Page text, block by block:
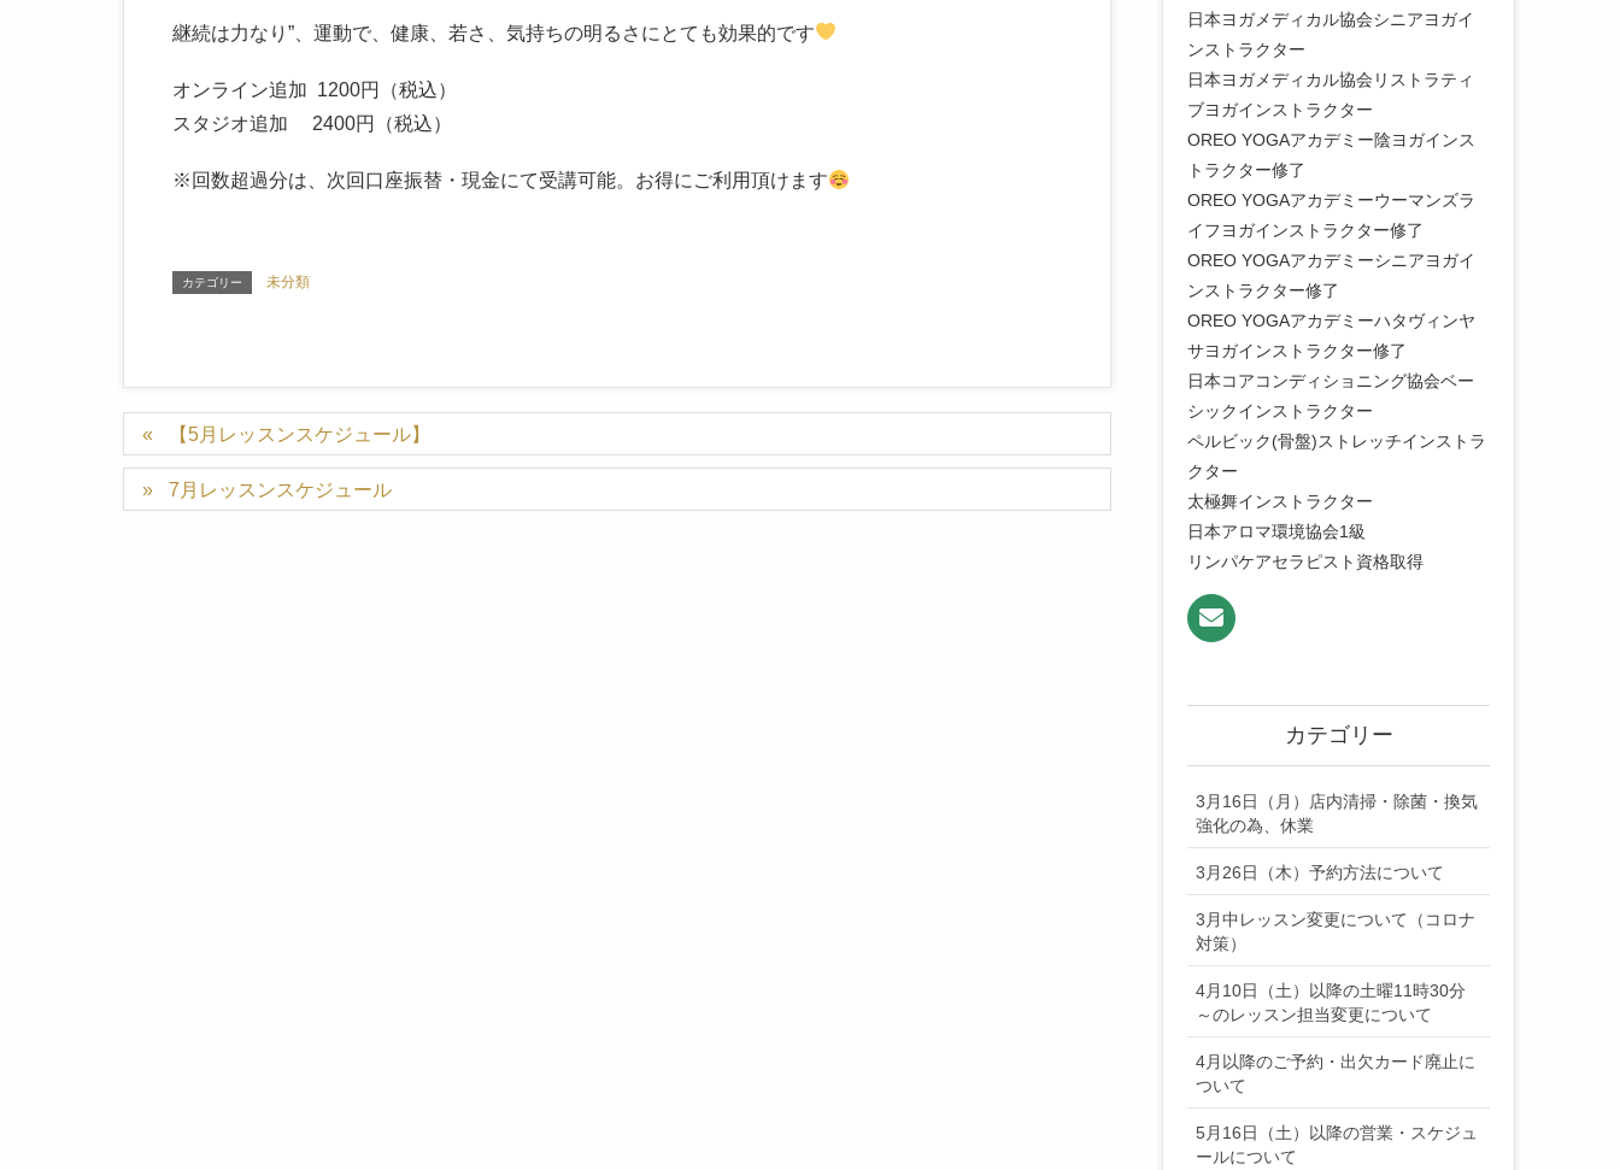
継続は力なり”、運動で、健康、若さ、気持ちの明るさにとても効果的です
オンライン追加 1200円（税込）
スタジオ追加 2400円（税込）
※回数超過分は、次回口座振替・現金にて受講可能。お得にご利用頂けます
カテゴリー 未分類
【5月レッスンスケジュール】
7月レッスンスケジュール
日本ヨガメディカル協会シニアヨガイ
ンストラクター
日本ヨガメディカル協会リストラティ
ブヨガインストラクター
OREO YOGAアカデミー陰ヨガインス
トラクター修了
OREO YOGAアカデミーウーマンズラ
イフヨガインストラクター修了
OREO YOGAアカデミーシニアヨガイ
ンストラクター修了
OREO YOGAアカデミーハタヴィンヤ
サヨガインストラクター修了
日本コアコンディショニング協会ベー
シックインストラクター
ペルビック(骨盤)ストレッチインストラ
クター
太極舞インストラクター
日本アロマ環境協会1級
リンパケアセラピスト資格取得
カテゴリー
3月16日（月）店内清掃・除菌・換気
強化の為、休業
3月26日（木）予約方法について
3月中レッスン変更について（コロナ
対策）
4月10日（土）以降の土曜11時30分
～のレッスン担当変更について
4月以降のご予約・出欠カード廃止に
ついて
5月16日（土）以降の営業・スケジュ
ールについて